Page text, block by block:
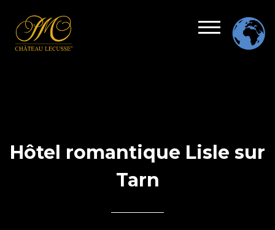
Hôtel romantique Lisle sur
Tarn